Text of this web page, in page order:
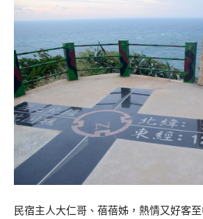
民宿主人大仁哥、蓓蓓姊，熱情又好客